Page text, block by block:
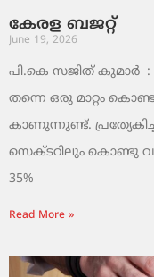
കേരള ബജറ്റ്
June 19, 2026
പി.കെ സജിത് കുമാര്‍ :
തന്നെ ഒരു മാറ്റം
കാണുന്നുണ്ട്.
സെക്ടറിലും കൊണ്ടു
35%
Read More »